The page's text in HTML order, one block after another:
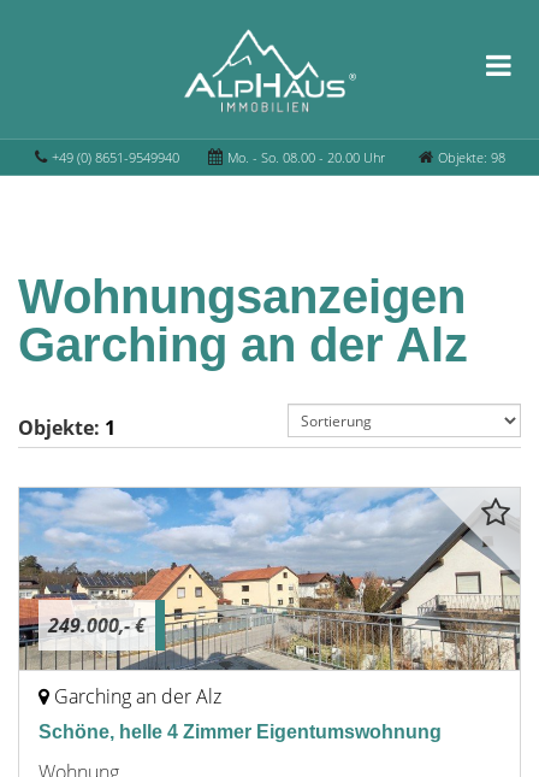
+49 (0) 8651-9549940 Mo. - So. 08.00 - 20.00 Uhr Objekte: 98
Wohnungsanzeigen
Garching an der Alz
Objekte: 1
249.000,- €
Garching an der Alz
Schöne, helle 4 Zimmer Eigentumswohnung